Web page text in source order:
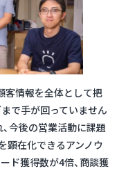
客情報を全体として把
で手が回っていません
今後の営業活動に課題
顕在化できるアンノウ
ド獲得数が4倍、商談獲